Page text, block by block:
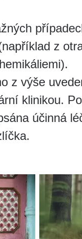
z
z výše
klinikou.
účinná